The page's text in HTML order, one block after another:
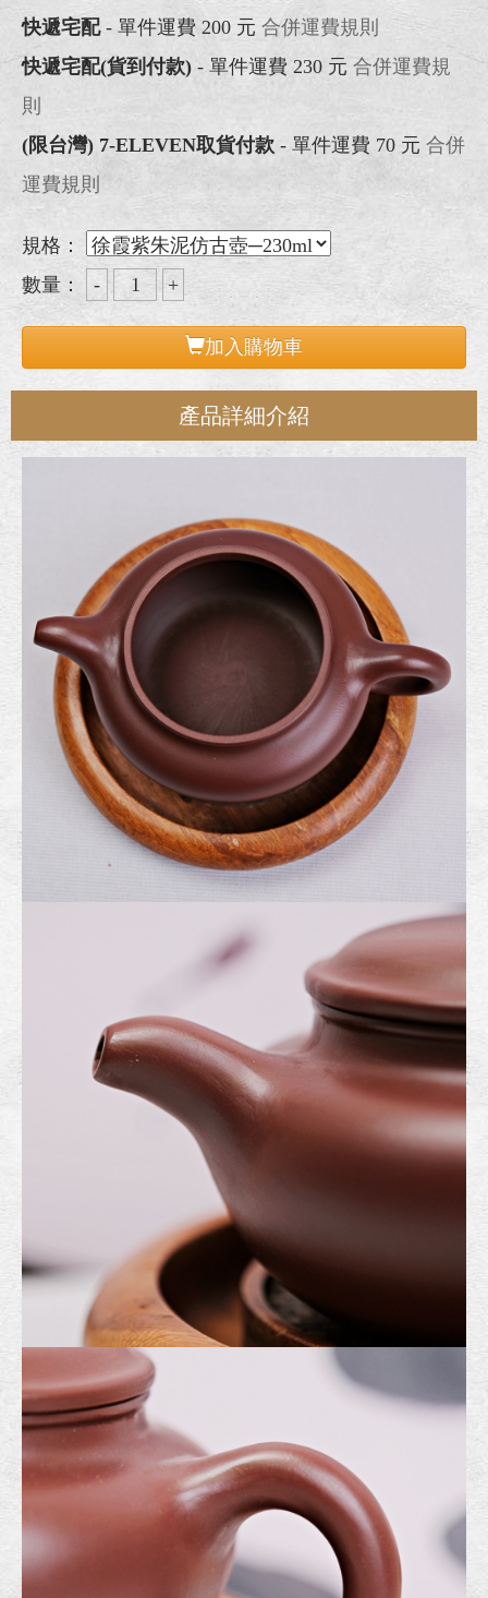
快遞宅配- 單件運費 200 元 合併運費規則
快遞宅配(貨到付款) - 單件運費 230 元 合併運費規
則
(限台灣) 7-ELEVEN取貨付款 - 單件運費 70 元 合併
運費規則
規格：
數量：
加入購物車
產品詳細介紹